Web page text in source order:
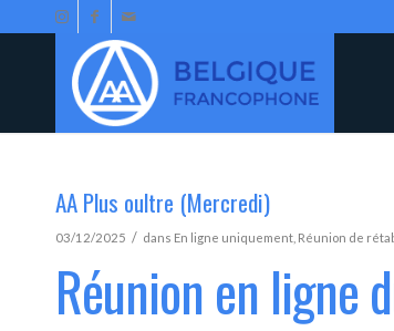
AA Plus oultre (Mercredi)
03/12/2025 / dans En ligne uniquement Réunion de
Réunion en ligne